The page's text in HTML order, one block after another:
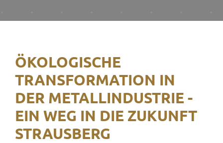
ÖKOLOGISCHE
TRANSFORMATION IN
DER METALLINDUSTRIE -
EIN WEG IN DIE ZUKUNFT
STRAUSBERG